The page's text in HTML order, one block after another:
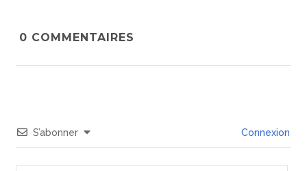
S’abonner Connexion
0 COMMENTAIRES